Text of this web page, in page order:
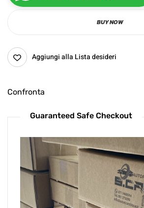
BUY NOW
Aggiungi alla Lista desideri
Confronta
Guaranteed Safe Checkout